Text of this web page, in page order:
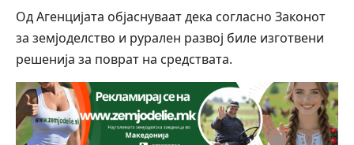
Од Агенцијата објаснуваат дека согласно Законот
за земјоделство и рурален развој биле изготвени
решенија за поврат на средствата.